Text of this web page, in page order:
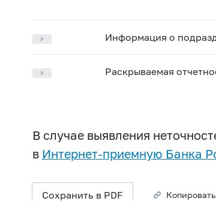
Информация о
Раскрываемая
В случае выявления
в Интернет-приемную Банка
Сохранить в PDF